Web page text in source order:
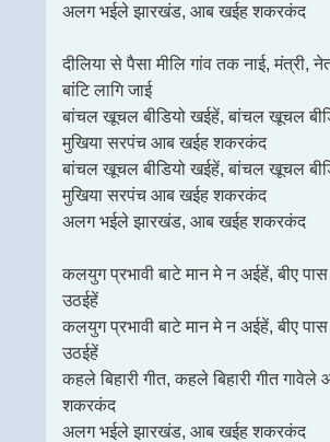
अलग भईले झारखंड, आब खईह शकरकंद
दीलिया से पैसा मीलि गांव तक नाई, मंत्री,
बांटि लागि जाई
बांचल खूचल बीडियो खईहें, बांचल खूचल
मुखिया सरपंच आब खईह शकरकंद
बांचल खूचल बीडियो खईहें, बांचल खूचल
मुखिया सरपंच आब खईह शकरकंद
अलग भईले झारखंड, आब खईह शकरकंद
कलयुग प्रभावी बाटे मान मे न अईहें, बीए
उठईहें
कलयुग प्रभावी बाटे मान मे न अईहें, बीए
उठईहें
कहले बिहारी गीत, कहले बिहारी गीत
शकरकंद
अलग भईले झारखंड, आब खईह शकरकंद